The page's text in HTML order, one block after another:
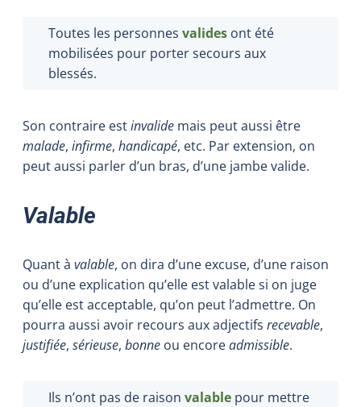
Toutes les personnes valides ont été
mobilisées pour porter secours aux
blessés.
Son contraire estinvalide mais peut aussi être
malade, infirme, handicapé, etc. Par extension, on
peut aussi parler d’un bras, d’une jambe valide.
Valable
Quant à valable, on dira d’une excuse, d’une raison
ou d’une explication qu’elle est valable si on juge
qu’elle est acceptable, qu’on peut l’admettre. On
pourra aussi avoir recours aux adjectifs recevable,
justifiée, sérieuse, bonne ou encoreadmissible.
Ils n’ont pas de raison valable pour mettre